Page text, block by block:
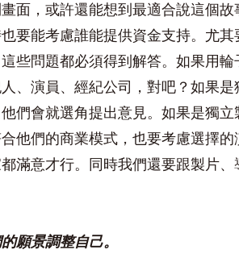
面，或許還能想到最適合說這個
要能考慮誰能提供資金支持。尤
些問題都必須得到解答。如果用
、演員、經紀公司，對吧？如果
們會就選角提出意見。如果是獨
他們的商業模式，也要考慮選擇
滿意才行。同時我們還要跟製片
願景調整自己。